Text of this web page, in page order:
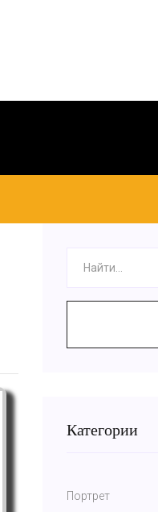
Категории
Портрет